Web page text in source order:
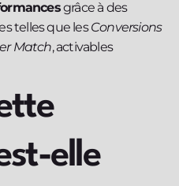
grâce à des
telles que lesConversions
Match, activables
elle